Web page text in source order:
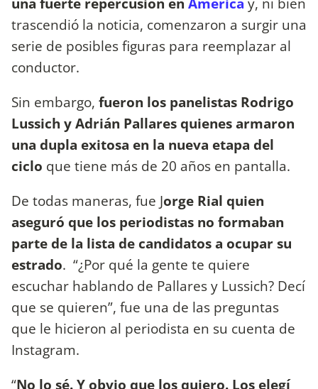
trascendió la noticia, comenzaron a surgir una
serie de posibles figuras para reemplazar al
conductor.
Sin embargo, fueron los panelistas Rodrigo
Lussich y Adrián Pallares quienes armaron
una dupla exitosa en la nueva etapa del
ciclo que tiene más de 20 años en pantalla.
De todas maneras, fue Jorge Rial quien
aseguró que los periodistas no formaban
parte de la lista de candidatos a ocupar su
estrado. “¿Por qué la gente te quiere
escuchar hablando de Pallares y Lussich? Decí
que se quieren”, fue una de las preguntas
que le hicieron al periodista en su cuenta de
Instagram.
“No lo sé. Y obvio que los quiero. Los elegí